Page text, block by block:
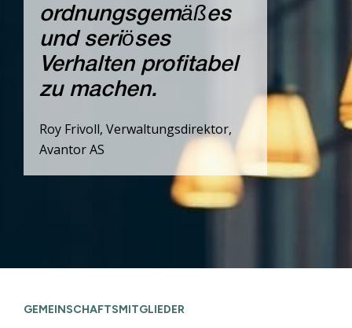
ordnungsgemäßes
und seriöses
Verhalten profitabel
zu machen.
Roy Frivoll, Verwaltungsdirektor,
Avantor AS
GEMEINSCHAFTSMITGLIEDER